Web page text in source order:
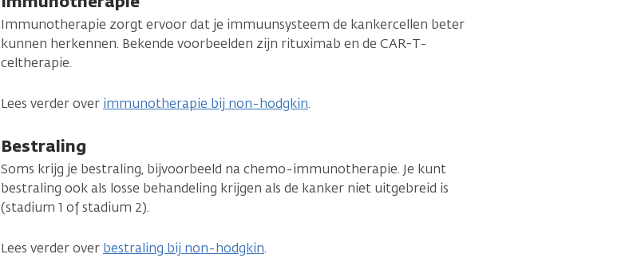
Immunotherapie zorgt ervoor dat je immuunsysteem de kankercellen beter
kunnen herkennen. Bekende voorbeelden zijn rituximab en de CAR-T-
celtherapie.
Lees verder over immunotherapie bij non-hodgkin.
Bestraling
Soms krijg je bestraling, bijvoorbeeld na chemo-immunotherapie. Je kunt
bestraling ook als losse behandeling krijgen als de kanker niet uitgebreid is
(stadium 1 of stadium 2).
Lees verder over bestraling bij non-hodgkin.